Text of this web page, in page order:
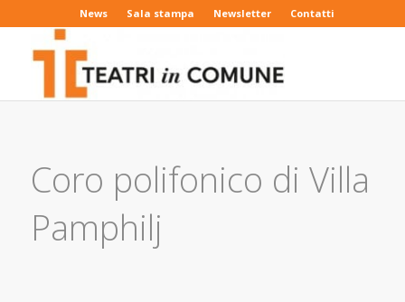
News Sala stampa Newsletter Contatti
Coro polifonico di Villa
Pamphilj